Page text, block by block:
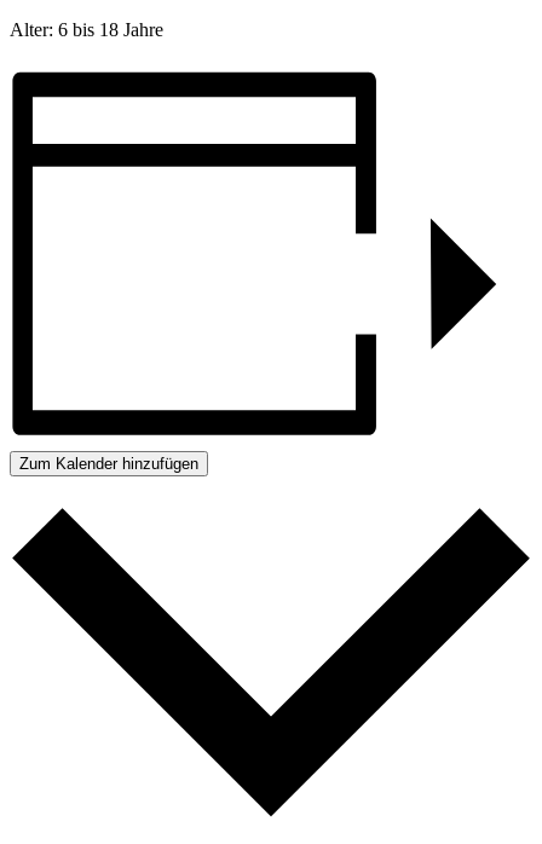
Alter: 6 bis 18 Jahre
Zum Kalender hinzufügen